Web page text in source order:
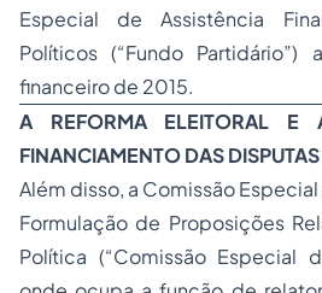
Especial de Assistência
Políticos (“Fundo
financeiro de 2015.
A REFORMA ELEITORAL E
FINANCIAMENTODAS
Além disso, a Comissão
Formulação de Proposições
Política (“Comissão Especial